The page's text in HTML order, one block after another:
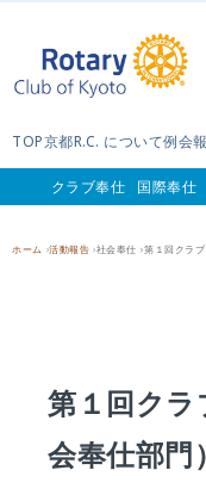
TOP京都R.C. について例会
クラブ奉仕 国際奉仕
ホーム 活動報告 社会奉仕 第１回クラ
第１回ク
会奉仕部門